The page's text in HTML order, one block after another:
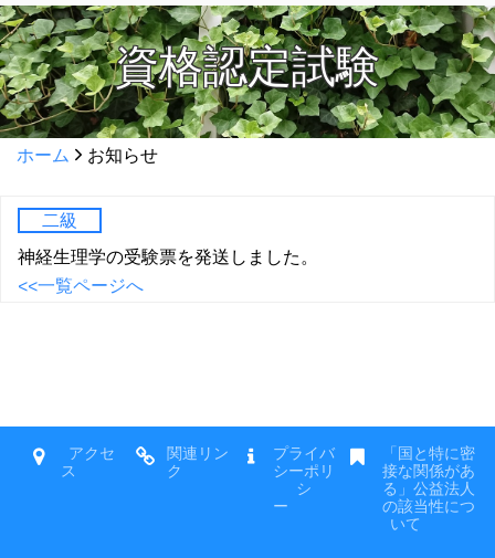
資格認定試験
ホーム お知らせ
二級
神経生理学の受験票を発送しました。
<<一覧ページへ
アクセ
ス
関連リン
ク
プライバ
シーポリ
シ
ー
「国と特に密
接な関係があ
る」公益法人
の該当性につ
いて